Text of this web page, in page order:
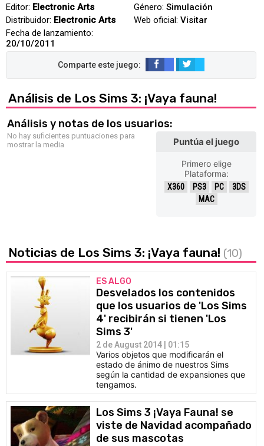
Editor: Electronic Arts
Distribuidor: Electronic Arts
Fecha de lanzamiento:
20/10/2011
Género: Simulación
Web oficial: Visitar
Análisis de Los Sims 3: ¡Vaya fauna!
Análisis y notas de los usuarios:
No hay suficientes puntuaciones para
mostrar la media
Puntúa el juego
Primero elige
Plataforma:
X360 PS3 PC
3DS
MAC
Noticias de Los Sims 3: ¡Vaya fauna! (10)
ES ALGO
Desvelados los contenidos
que los usuarios de 'Los Sims
4' recibirán si tienen 'Los
Sims 3'
2 de August 2014 | 01:15
Varios objetos que modificarán el
estado de ánimo de nuestros Sims
según la cantidad de expansiones que
tengamos.
Los Sims 3 ¡Vaya Fauna! se
viste de Navidad acompañado
de sus mascotas